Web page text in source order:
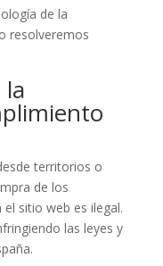
de la
resolveremos
la
territorios o
de los
sitio web es ilegal.
las leyes y